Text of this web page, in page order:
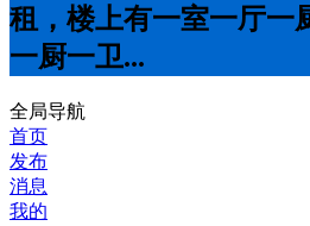
租，楼上有一室一厅一
一厨一卫...
全局导航
首页
发布
消息
我的